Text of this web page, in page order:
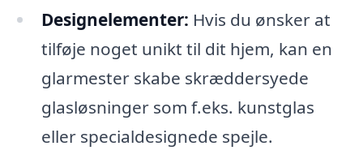
Designelementer: Hvis du ønsker at
tilføje noget unikt til dit hjem, kan en
glarmester skabe skræddersyede
glasløsninger som f.eks. kunstglas
eller specialdesignede spejle.